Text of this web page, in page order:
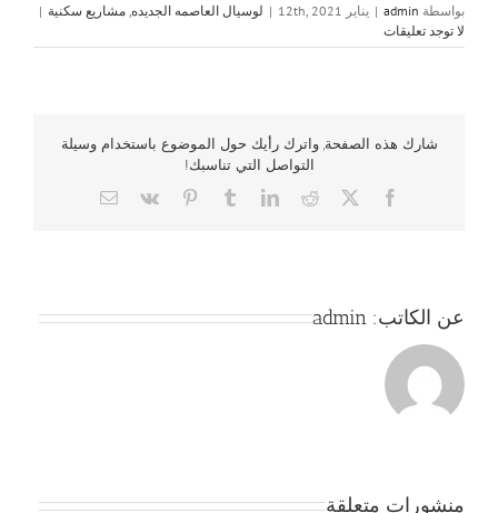
بواسطة admin
| يناير 12th, 2021 | لوسيال العاصمه الجديده مشاريع سكنية |
لا توجد تعليقات
شارك هذه الصفحة, واترك رأيك حول الموضوع باستخدام وسيلة
التواصل التي تناسبك!
Facebook
X
Reddit
LinkedIn
Tumblr
Pinterest
Vk
Email
عن الكاتب: admin
منشورات متعلقة